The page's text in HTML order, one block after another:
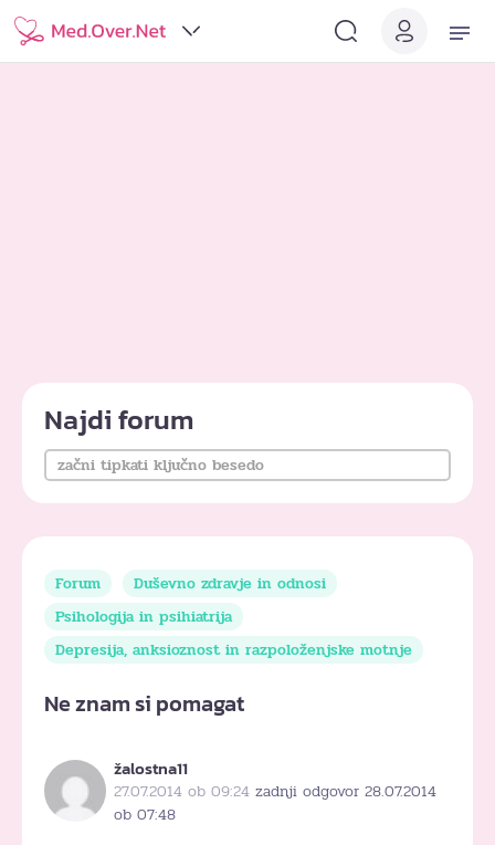
Najdi forum
Forum
Duševno zdravje in odnosi
Psihologija in psihiatrija
Depresija, anksioznost in razpoloženjske motnje
Ne znam si pomagat
žalostna11
27.07.2014 ob 09:24 zadnji odgovor 28.07.2014
ob 07:48